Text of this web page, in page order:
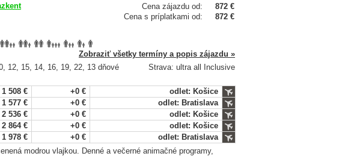
Cena zájazdu od:
872 €
Cena s príplatkami od:
872 €
Zobraziť všetky termíny a popis zájazdu »
12, 15, 14, 16, 19, 22, 13 dňové
Strava: ultra all Inclusive
1 508 € +0 €
odlet: Košice
1 577 € +0 €
odlet: Bratislava
2 536 € +0 €
odlet: Košice
2 864 € +0 €
odlet: Košice
1 978 € +0 €
odlet: Bratislava
modrou vlajkou. Denné a večerné animačné programy,